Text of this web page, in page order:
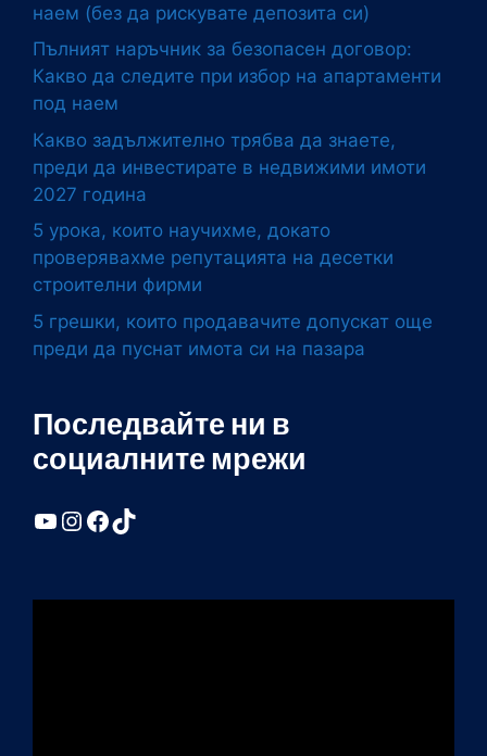
наем (без да рискувате депозита си)
Пълният наръчник за безопасен договор:
Какво да следите при избор на апартаменти
под наем
Какво задължително трябва да знаете,
преди да инвестирате в недвижими имоти
2027 година
5 урока, които научихме, докато
проверявахме репутацията на десетки
строителни фирми
5 грешки, които продавачите допускат още
преди да пуснат имота си на пазара
Последвайте ни в
социалните мрежи
YouTube
Instagram
Facebook
TikTok